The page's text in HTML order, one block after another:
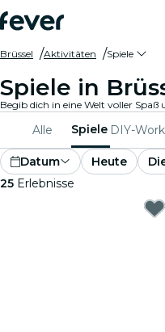
Brüssel Aktivitäten Spiele
Spiele in
Alle Spiele DIY-
Datum Heute
25 Erlebnisse